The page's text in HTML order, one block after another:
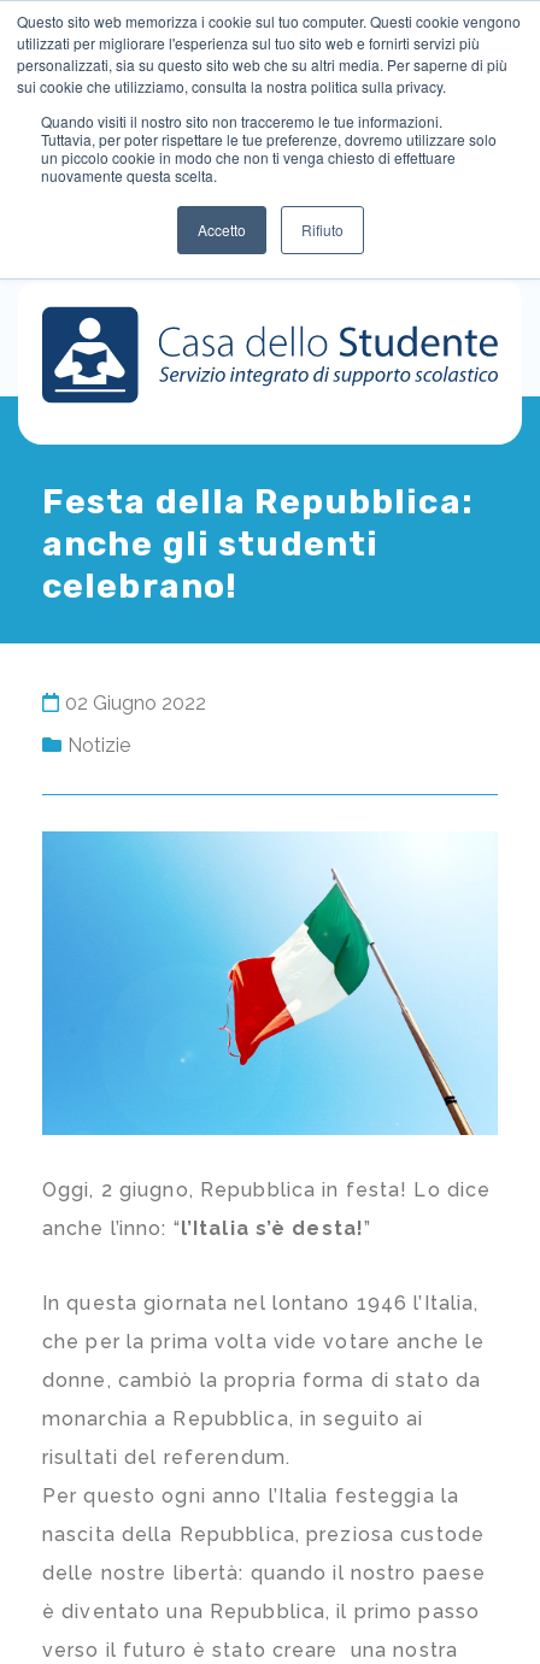
Questo sito web memorizza i cookie sul tuo computer. Questi cookie vengono
utilizzati per migliorare l'esperienza sul tuo sito web e fornirti servizi più
personalizzati, sia su questo sito web che su altri media. Per saperne di più
sui cookie che utilizziamo, consulta la nostra politica sulla privacy.
Quando visiti il ​​nostro sito non tracceremo le tue informazioni.
Tuttavia, per poter rispettare le tue preferenze, dovremo utilizzare solo
un piccolo cookie in modo che non ti venga chiesto di effettuare
nuovamente questa scelta.
Accetto Rifiuto
Festa della Repubblica:
anche gli studenti
celebrano!
02 Giugno 2022
Notizie
Oggi, 2 giugno, Repubblica in festa! Lo dice
anche l’inno: “l’Italia s’è desta!”
In questa giornata nel lontano 1946 l’Italia,
che per la prima volta vide votare anche le
donne, cambiò la propria forma di stato da
monarchia a Repubblica, in seguito ai
risultati del referendum.
Per questo ogni anno l’Italia festeggia la
nascita della Repubblica, preziosa custode
delle nostre libertà: quando il nostro paese
è diventato una Repubblica, il primo passo
verso il futuro è stato creare una nostra